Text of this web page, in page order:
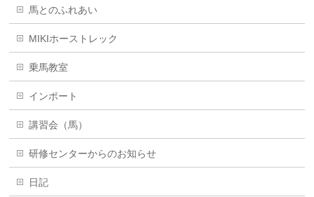
馬とのふれあい
MIKIホーストレック
乗馬教室
インポート
講習会（馬）
研修センターからのお知らせ
日記